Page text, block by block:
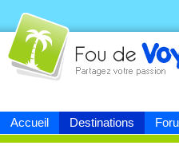
Accueil Destinations
Fou devoyage